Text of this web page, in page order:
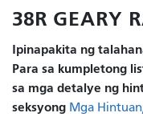
38R GEARY
Ipinapakita ng
Para sa kumpletong
sa mga detalye ng
seksyong Mga